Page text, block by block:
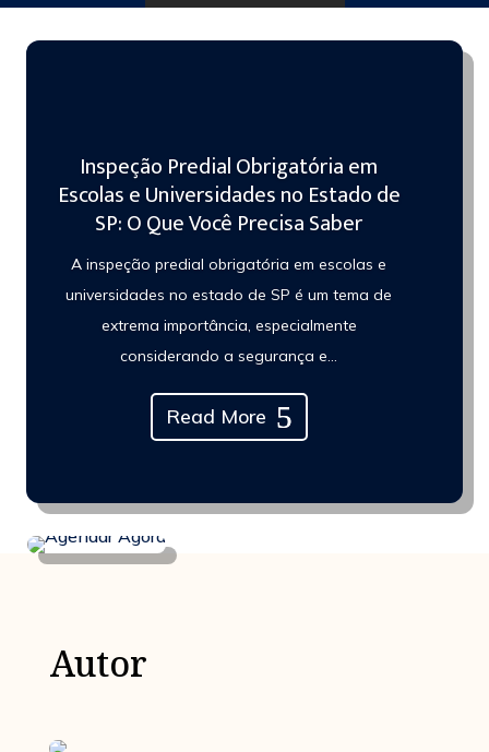
Inspeção Predial Obrigatória em
Escolas e Universidades no Estado de
SP: O Que Você Precisa Saber
A inspeção predial obrigatória em escolas e
universidades no estado de SP é um tema de
extrema importância, especialmente
considerando a segurança e...
Read More
Autor